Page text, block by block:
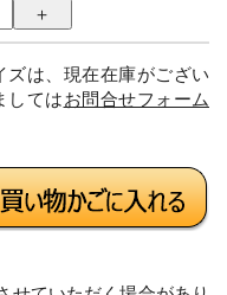
は、現在在庫がござい
してはお問合せフォーム